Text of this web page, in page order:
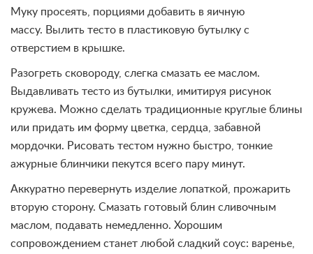
Муку просеять, порциями добавить в яичную
массу. Вылить тесто в пластиковую бутылку с
отверстием в крышке.
Разогреть сковороду, слегка смазать ее маслом.
Выдавливать тесто из бутылки, имитируя рисунок
кружева. Можно сделать традиционные круглые блины
или придать им форму цветка, сердца, забавной
мордочки. Рисовать тестом нужно быстро, тонкие
ажурные блинчики пекутся всего пару минут.
Аккуратно перевернуть изделие лопаткой, прожарить
вторую сторону. Смазать готовый блин сливочным
маслом, подавать немедленно. Хорошим
сопровождением станет любой сладкий соус: варенье,